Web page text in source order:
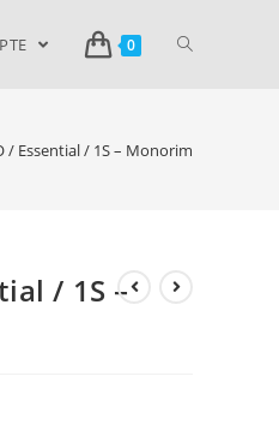
0
/ Essential / 1S – Monorim
/ 1S –